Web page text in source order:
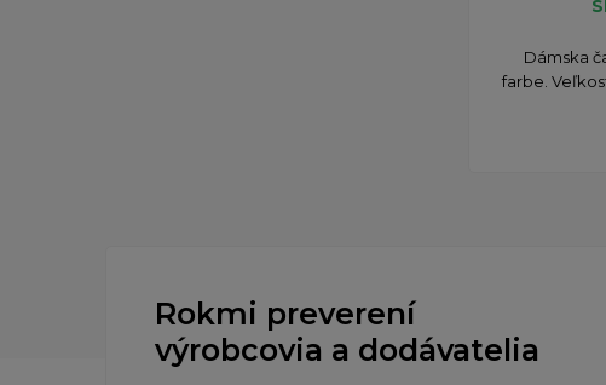
Dámska
farbe.
Rokmi preverení
výrobcovia a dodávatelia